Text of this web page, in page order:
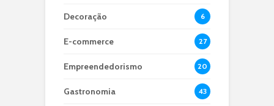
Decoração 6
E-commerce 27
Empreendedorismo 20
Gastronomia 43